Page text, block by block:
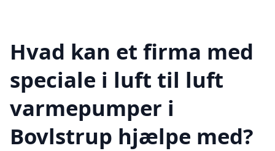
Hvad kan et firma med
speciale i luft til luft
varmepumper i
Bovlstrup hjælpe med?